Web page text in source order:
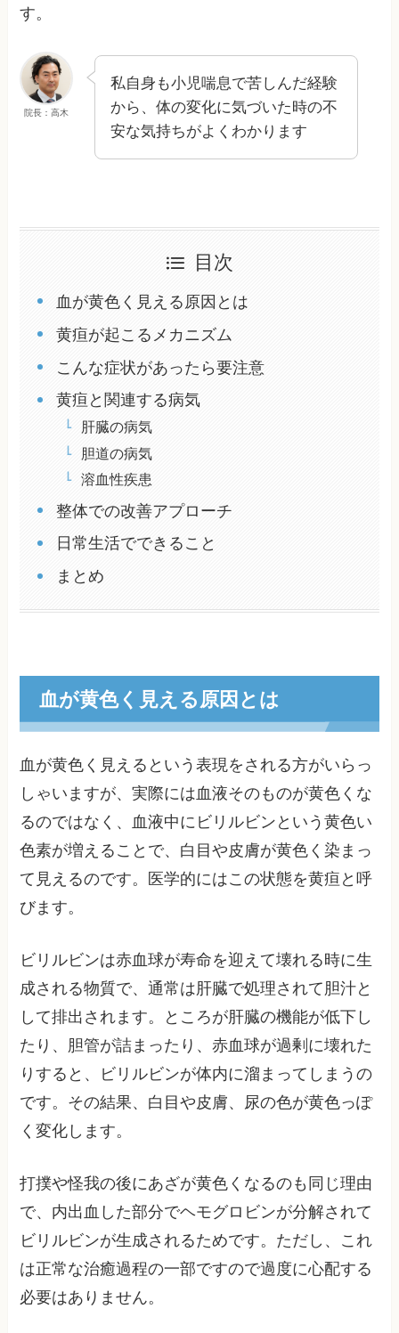
す。
院長：高木
私自身も小児喘息で苦しんだ経験
から、体の変化に気づいた時の不
安な気持ちがよくわかります
目次
血が黄色く見える原因とは
黄疸が起こるメカニズム
こんな症状があったら要注意
黄疸と関連する病気
肝臓の病気
胆道の病気
溶血性疾患
整体での改善アプローチ
日常生活でできること
まとめ
血が黄色く見える原因とは
血が黄色く見えるという表現をされる方がいらっ
しゃいますが、実際には血液そのものが黄色くな
るのではなく、血液中にビリルビンという黄色い
色素が増えることで、白目や皮膚が黄色く染まっ
て見えるのです。医学的にはこの状態を黄疸と呼
びます。
ビリルビンは赤血球が寿命を迎えて壊れる時に生
成される物質で、通常は肝臓で処理されて胆汁と
して排出されます。ところが肝臓の機能が低下し
たり、胆管が詰まったり、赤血球が過剰に壊れた
りすると、ビリルビンが体内に溜まってしまうの
です。その結果、白目や皮膚、尿の色が黄色っぽ
く変化します。
打撲や怪我の後にあざが黄色くなるのも同じ理由
で、内出血した部分でヘモグロビンが分解されて
ビリルビンが生成されるためです。ただし、これ
は正常な治癒過程の一部ですので過度に心配する
必要はありません。